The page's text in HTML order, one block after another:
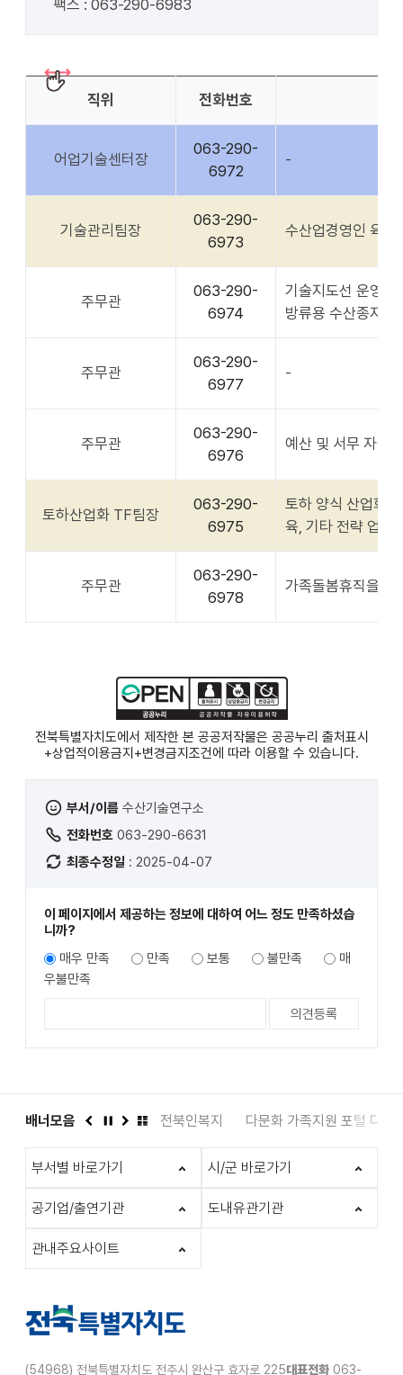
팩스 : 063-290-6983
직위 전화번호
어업기술센터장
063-290-
6972
-
기술관리팀장
063-290-
6973
수산업경영인 육성
주무관
063-290-
6974
기술지도선 운영,
방류용 수산종자
주무관
063-290-
6977
-
주무관
063-290-
6976
예산 및 서무 자율
토하산업화 TF팀장
063-290-
6975
토하 양식 산업화(
육, 기타 전략 업무
주무관
063-290-
6978
가족돌봄휴직을
전북특별자치도에서 제작한 본 공공저작물은 공공누리 출처표시
+상업적이용금지+변경금지 조건에 따라 이용할 수 있습니다.
부서/이름 수산기술연구소
전화번호 063-290-6631
최종수정일 : 2025-04-07
이 페이지에서 제공하는 정보에 대하여 어느 정도 만족하셨습
니까?
매우 만족
만족 보통 불만족
매
우불만족
배너모음
서관 인권상담 1331 전북인복지 다문화 가족지원 포털 다누
부서별 바로가기 시/군 바로가기
공기업/출연기관 도내유관기관
관내주요사이트
(54968) 전북특별자치도 전주시 완산구 효자로 225대표전화 063-